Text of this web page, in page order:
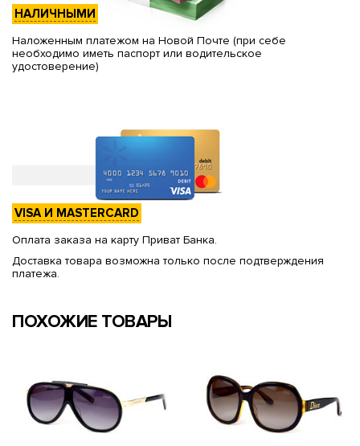
НАЛИЧНЫМИ
Наложенным платежом на Новой Почте (при себе
необходимо иметь паспорт или водительское
удостоверение)
VISA И MASTERCARD
Оплата заказа на карту Приват Банка.
Доставка товара возможна только после подтверждения
платежа.
ПОХОЖИЕ ТОВАРЫ